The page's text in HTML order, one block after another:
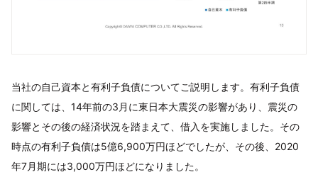
当社の自己資本と有利子負債についてご説明します。有利子負債
に関しては、14年前の3月に東日本大震災の影響があり、震災の
影響とその後の経済状況を踏まえて、借入を実施しました。その
時点の有利子負債は5億6,900万円ほどでしたが、その後、2020
年7月期には3,000万円ほどになりました。